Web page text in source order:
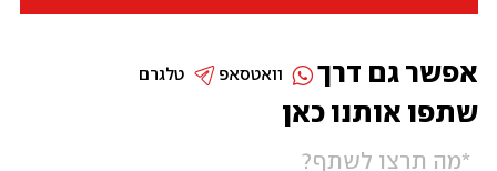
שתפו אותנו כאן
אפשר גם דרך טלגרם וואטסאפ